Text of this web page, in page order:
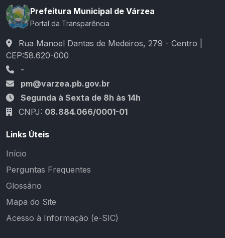
Prefeitura Municipal de Várzea
Portal da Transparência
Rua Manoel Dantas de Medeiros, 279 - Centro |
CEP:58.620-000
-
pm@varzea.pb.gov.br
Segunda à Sexta de 8h às 14h
CNPJ: 08.884.066/0001-01
Links Úteis
Início
Perguntas Frequentes
Glossário
Mapa do Site
Acesso à Informação (e-SIC)